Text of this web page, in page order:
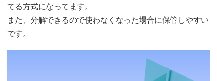
てる方式になってます。
また、分解できるので使わなくなった場合に保管しやすい
です。